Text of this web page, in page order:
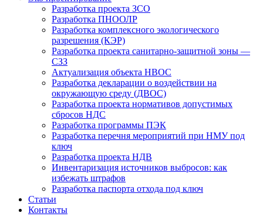
Разработка проекта ЗСО
Разработка ПНООЛР
Разработка комплексного экологического
разрешения (КЭР)
Разработка проекта санитарно-защитной зоны —
СЗЗ
Актуализация объекта НВОС
Разработка декларации о воздействии на
окружающую среду (ДВОС)
Разработка проекта нормативов допустимых
сбросов НДС
Разработка программы ПЭК
Разработка перечня мероприятий при НМУ под
ключ
Разработка проекта НДВ
Инвентаризация источников выбросов: как
избежать штрафов
Разработка паспорта отхода под ключ
Статьи
Контакты